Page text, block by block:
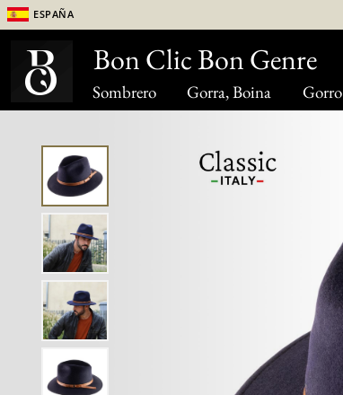
Sombrero Gorra, Boina Gorro
España
Bon Clic Bon Genre